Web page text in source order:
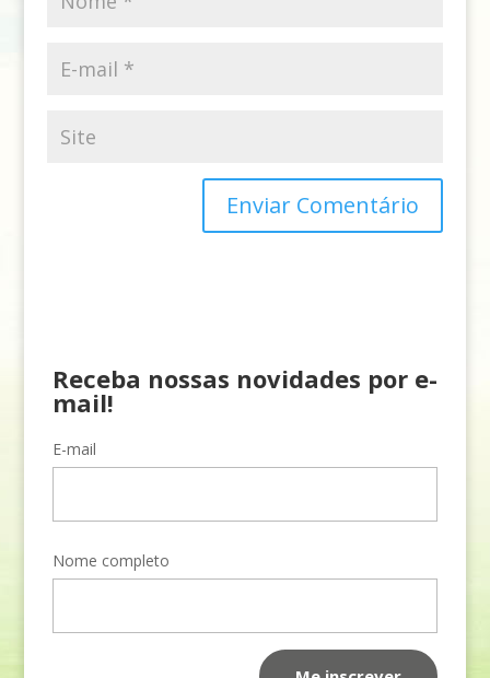
Receba nossas novidades por e-
mail!
E-mail
Nome completo